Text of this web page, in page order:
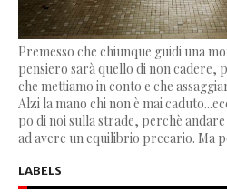
Premesso che chiunque guidi una
pensiero sarà quello di non cadere,
che mettiamo in conto e che
Alzi la mano chi non è mai
po di noi sulla strade, perchè
ad avere un equilibrio precario. Ma
LABELS